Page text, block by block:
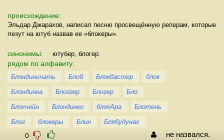
происхождение:
Эльдар Джарахов, написал песню просвещённую реперам, которые
лезут на ютуб назвав ее «блокеры».
синонимы: ютубер, блогер.
рядом по алфавиту:
Блондиничать Блоб Блокбастер
блок
Блондинка
Блоггер Блогер
Бло
Блокчейн
Блондинко блочАра
Блотень
Блог
блокеры Блин Блябудунах
0 не назвался.